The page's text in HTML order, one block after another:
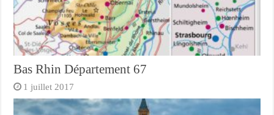
Bas Rhin Département 67
1 juillet 2017